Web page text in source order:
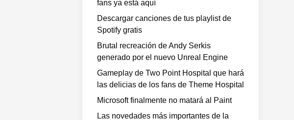
fans ya está aquí
Descargar canciones de tus playlist de
Spotify gratis
Brutal recreación de Andy Serkis
generado por el nuevo Unreal Engine
Gameplay de Two Point Hospital que hará
las delicias de los fans de Theme Hospital
Microsoft finalmente no matará al Paint
Las novedades más importantes de la